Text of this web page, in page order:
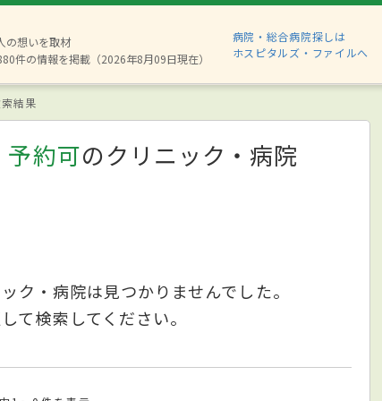
の想いを取材
件の情報を掲載（2026年8月09日現在）
病院・総合病院探しは
ホスピタルズ・ファイルへ
結果
約可のクリニック・病院
ク・病院は見つかりませんでした。
て検索してください。